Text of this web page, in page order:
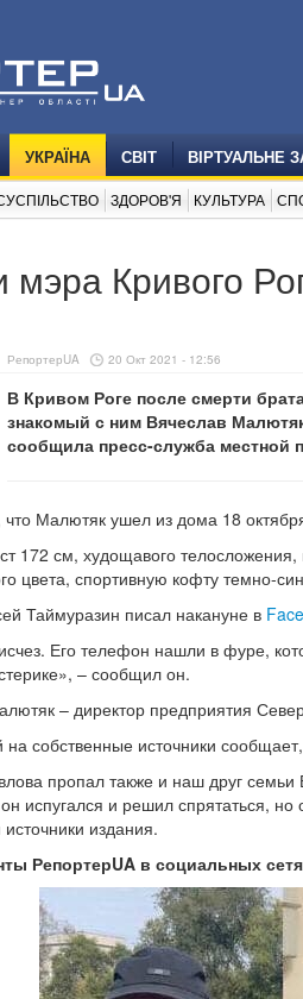
УКРАЇНА СВІТ ВІРТУАЛЬНЕ
ЗДОРОВ'Я КУЛЬТУРА
Кривого
РепортерUA 20 Окт 2021 - 12:56
В Кривом Роге после смерти
знакомый с ним Вячеслав
сообщила пресс-служба местной
Малютяк ушел из дома 18
172 см, худощавого
цвета, спортивную кофту темно-
Таймуразин писал накануне в
Его телефон нашли в фуре,
– сообщил он.
– директор предприятия
на собственные источники
пропал также и наш друг
испугался и решил спрятаться,
издания.
РепортерUA в социальных